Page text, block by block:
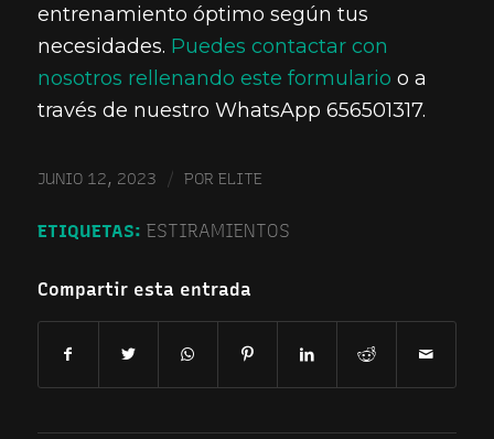
entrenamiento óptimo según tus
necesidades. Puedes contactar con
nosotros rellenando este formulario o a
través de nuestro WhatsApp 656501317.
JUNIO 12, 2023 / POR ELITE
ETIQUETAS: ESTIRAMIENTOS
Compartir esta entrada